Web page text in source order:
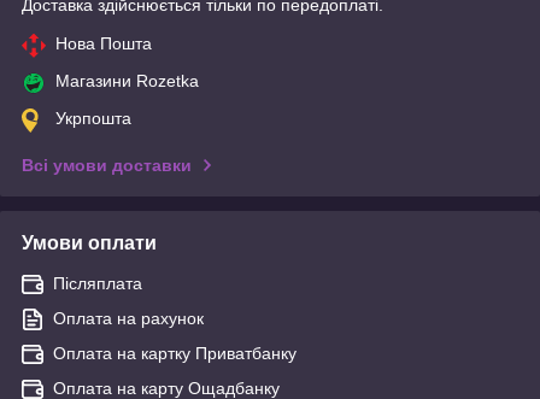
Доставка здійснюється тільки по передоплаті.
Нова Пошта
Магазини Rozetka
Укрпошта
Всі умови доставки
Умови оплати
Післяплата
Оплата на рахунок
Оплата на картку Приватбанку
Оплата на карту Ощадбанку